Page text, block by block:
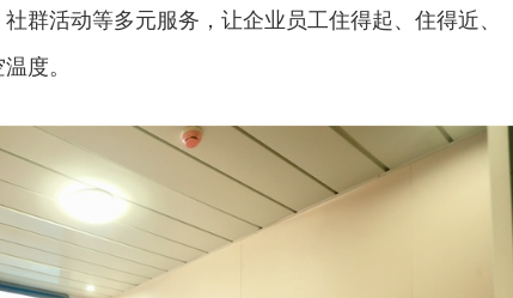
群活动等多元服务，让企业员工住得起、住得近、
度。